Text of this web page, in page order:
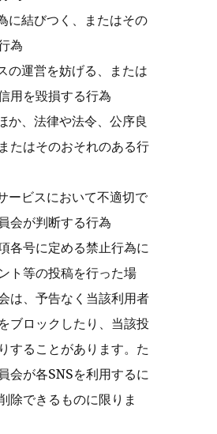
に結びつく、またはその
為
の運営を妨げる、または
用を毀損する行為
か、法律や法令、公序良
たはそのおそれのある行
ービスにおいて不適切で
会が判断する行為
各号に定める禁止行為に
ト等の投稿を行った場
は、予告なく当該利用者
ブロックしたり、当該投
することがあります。た
会が各SNSを利用するに
除できるものに限りま